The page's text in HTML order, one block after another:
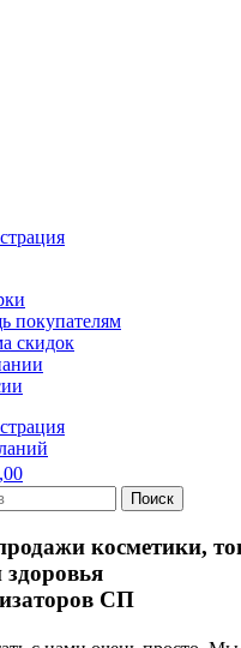
покупателям
скидок
Поиск
косметики,
СП